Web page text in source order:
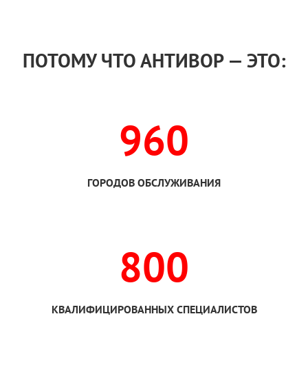
ПОТОМУ ЧТО АНТИВОР — ЭТО:
960
ГОРОДОВ ОБСЛУЖИВАНИЯ
800
КВАЛИФИЦИРОВАННЫХ СПЕЦИАЛИСТОВ